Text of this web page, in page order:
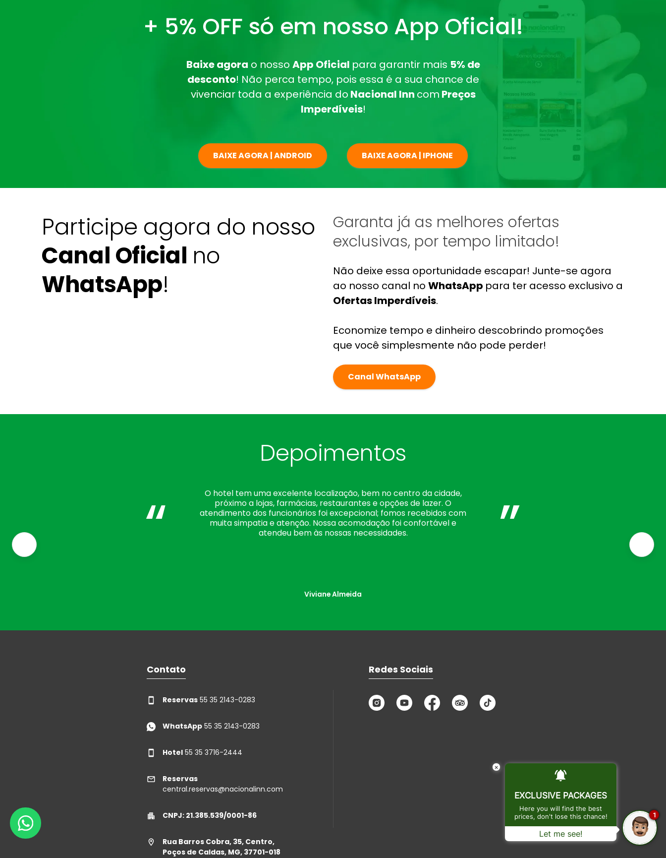
+ 5% OFF só em nosso App Oficial!
Baixe agora o nosso App Oficial para garantir mais 5% de
desconto! Não perca tempo, pois essa é a sua chance de
vivenciar toda a experiência do Nacional Inn com Preços
Imperdíveis!
BAIXE AGORA | ANDROID BAIXE AGORA | IPHONE
Participe agora do nosso
Canal Oficial no
WhatsApp!
Garanta já as melhores ofertas
exclusivas, por tempo limitado!
Não deixe essa oportunidade escapar! Junte-se agora
ao nosso canal no WhatsApp para ter acesso exclusivo a
Ofertas Imperdíveis.
Economize tempo e dinheiro descobrindo promoções
que você simplesmente não pode perder!
Canal WhatsApp
Depoimentos
“ ”
O hotel tem uma excelente localização, bem no centro da cidade,
próximo a lojas, farmácias, restaurantes e opções de lazer. O
atendimento dos funcionários foi excepcional; fomos recebidos com
muita simpatia e atenção. Nossa acomodação foi confortável e
atendeu bem às nossas necessidades.
Viviane Almeida
Contato
Reservas 55 35 2143-0283
WhatsApp 55 35 2143-0283
Hotel 55 35 3716-2444
Reservas
central.reservas@nacionalinn.com
CNPJ: 21.385.539/0001-86
Rua Barros Cobra, 35, Centro,
Poços de Caldas, MG, 37701-018
Redes Sociais
×
EXCLUSIVE PACKAGES
Here you will find the best
prices, don't lose this chance!
Let me see!
1